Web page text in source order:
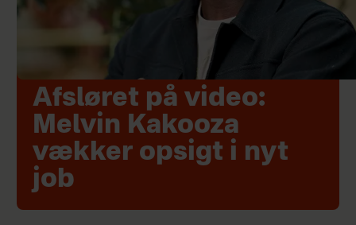
Afsløret på video:
Melvin Kakooza
vækker opsigt i nyt
job